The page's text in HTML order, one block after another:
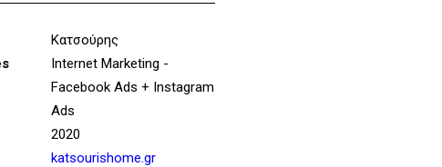
Κατσούρης
Internet Marketing -
Facebook Ads + Instagram
Ads
2020
katsourishome.gr